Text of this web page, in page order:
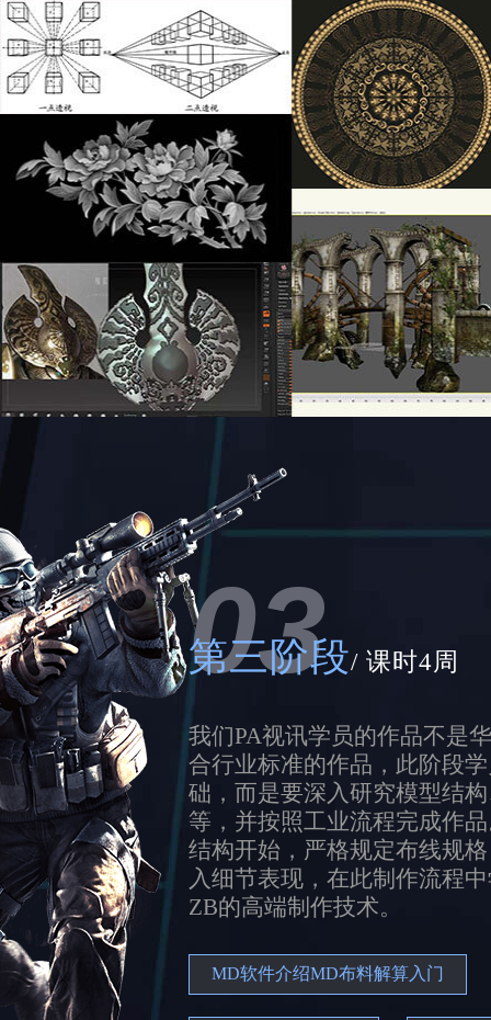
03
第三阶段/ 课时4周
我们PA视讯学员的作品不是
合行业标准的作品，此阶段
础，而是要深入研究模型结
等，并按照工业流程完成作
结构开始，严格规定布线规
入细节表现，在此制作流程
ZB的高端制作技术。
MD软件介绍MD布料解算入门